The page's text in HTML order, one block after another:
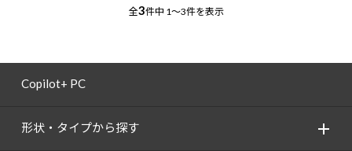
全3件中 1～3件を表示
Copilot+ PC
形状・タイプから探す